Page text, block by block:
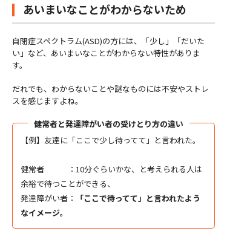
あいまいなことがわからないため
自閉症スペクトラム(ASD)の方には、「少し」「だいた
い」など、あいまいなことがわからない特性がありま
す。
だれでも、わからないことや謎なものには不安やストレ
スを感じますよね。
健常者と発達障がい者の受けとり方の違い
【例】友達に「ここで少し待ってて」と言われた。
健常者 ：10分ぐらいかな、と考えられる人は
余裕で待つことができる、
発達障がい者：
「ここで待ってて」と言われたよう
なイメージ。